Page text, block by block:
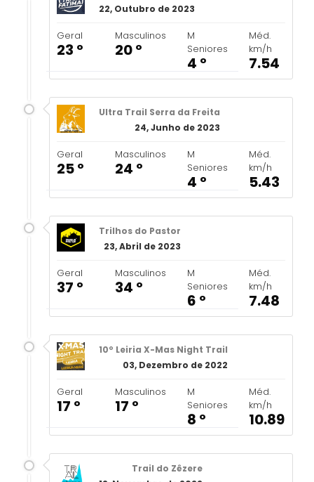
22, Outubro de 2023
Geral
23 º
Masculinos
20 º
M
Seniores
4 º
Méd.
km/h
7.54
Ultra Trail Serra da Freita
24, Junho de 2023
Geral
25 º
Masculinos
24 º
M
Seniores
4 º
Méd.
km/h
5.43
Trilhos do Pastor
23, Abril de 2023
Geral
37 º
Masculinos
34 º
M
Seniores
6 º
Méd.
km/h
7.48
10º Leiria X-Mas Night Trail
03, Dezembro de 2022
Geral
17 º
Masculinos
17 º
M
Seniores
8 º
Méd.
km/h
10.89
Trail do Zêzere